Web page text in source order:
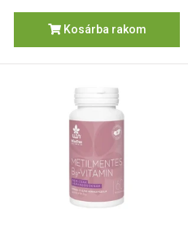
Kosárba rakom